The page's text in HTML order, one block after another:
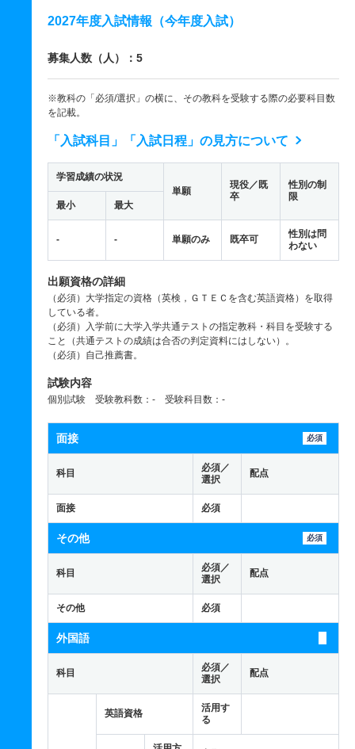
2027年度入試情報（今年度入試）
募集人数（人）：5
※教科の「必須/選択」の横に、その教科を受験する際の必要科目数
を記載。
「入試科目」「入試日程」の見方について
学習成績の状況
単願
現役／既
卒
性別の制
限
最小 最大
- - 単願のみ 既卒可
性別は問
わない
出願資格の詳細
（必須）大学指定の資格（英検，ＧＴＥＣを含む英語資格）を取得
している者。
（必須）入学前に大学入学共通テストの指定教科・科目を受験する
こと（共通テストの成績は合否の判定資料にはしない）。
（必須）自己推薦書。
試験内容
個別試験 受験教科数：- 受験科目数：-
面接 必須
科目
必須／
選択
配点
面接 必須
その他 必須
科目
必須／
選択
配点
その他 必須
外国語
科目
必須／
選択
配点
英語資格
活用す
る